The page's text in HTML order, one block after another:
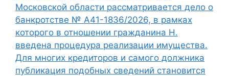
Московской области рассматривается дело о
банкротстве № А41-1836/2026, в рамках
которого в отношении гражданина Н.
введена процедура реализации имущества.
Для многих кредиторов и самого должника
публикация подобных сведений становится